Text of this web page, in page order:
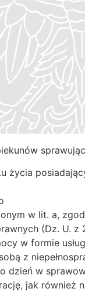
w lit. a,
(Dz. U.
w formie
z
dzień w
jak również